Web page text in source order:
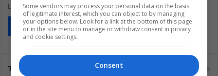
López Obrador, el 3% de la sociedad podrá…
Read More »
Tags
Some vendors may process your personal data on the basis
of legitimate interest, which you can object to by managing
your options below. Look for a link at the bottom of this page
or in the site menu to manage or withdraw consent in privacy
and cookie settings.
Consent